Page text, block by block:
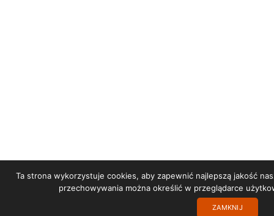
Ta strona wykorzystuje cookies, aby zapewnić najlepszą jakość
przechowywania można określić w przeglądarce
ZAMKNIJ